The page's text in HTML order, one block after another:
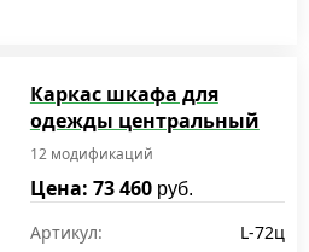
Каркас шкафа для
одежды центральный
12 модификаций
Цена: 73 460 руб.
Артикул: L-72ц